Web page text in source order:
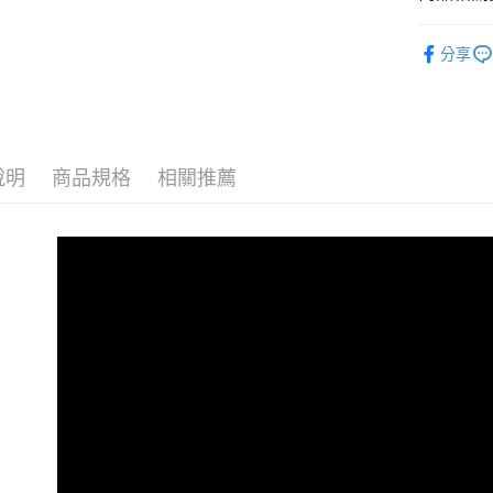
分享
明 商品規格 相關推薦